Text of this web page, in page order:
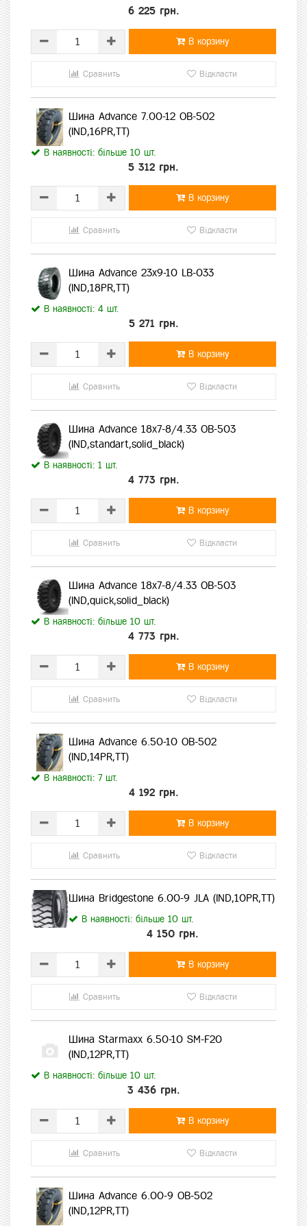
6 225 грн.
В корзину
Сравнить Відкласти
Шина Advance 7.00-12 OB-502
(IND,16PR,TT)
В наявності: більше 10 шт.
5 312 грн.
В корзину
Сравнить Відкласти
Шина Advance 23х9-10 LB-033
(IND,18PR,TT)
В наявності: 4 шт.
5 271 грн.
В корзину
Сравнить Відкласти
Шина Advance 18x7-8/4.33 OB-503
(IND,standart,solid_black)
В наявності: 1 шт.
4 773 грн.
В корзину
Сравнить Відкласти
Шина Advance 18x7-8/4.33 OB-503
(IND,quick,solid_black)
В наявності: більше 10 шт.
4 773 грн.
В корзину
Сравнить Відкласти
Шина Advance 6.50-10 OB-502
(IND,14PR,TT)
В наявності: 7 шт.
4 192 грн.
В корзину
Сравнить Відкласти
Шина Bridgestone 6.00-9 JLA (IND,10PR,TT)
В наявності: більше 10 шт.
4 150 грн.
В корзину
Сравнить Відкласти
Шина Starmaxx 6.50-10 SM-F20
(IND,12PR,TT)
В наявності: більше 10 шт.
3 436 грн.
В корзину
Сравнить Відкласти
Шина Advance 6.00-9 OB-502
(IND,12PR,TT)